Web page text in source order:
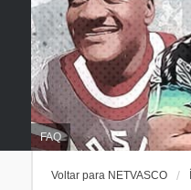
FAQ
Voltar para NETVASCO